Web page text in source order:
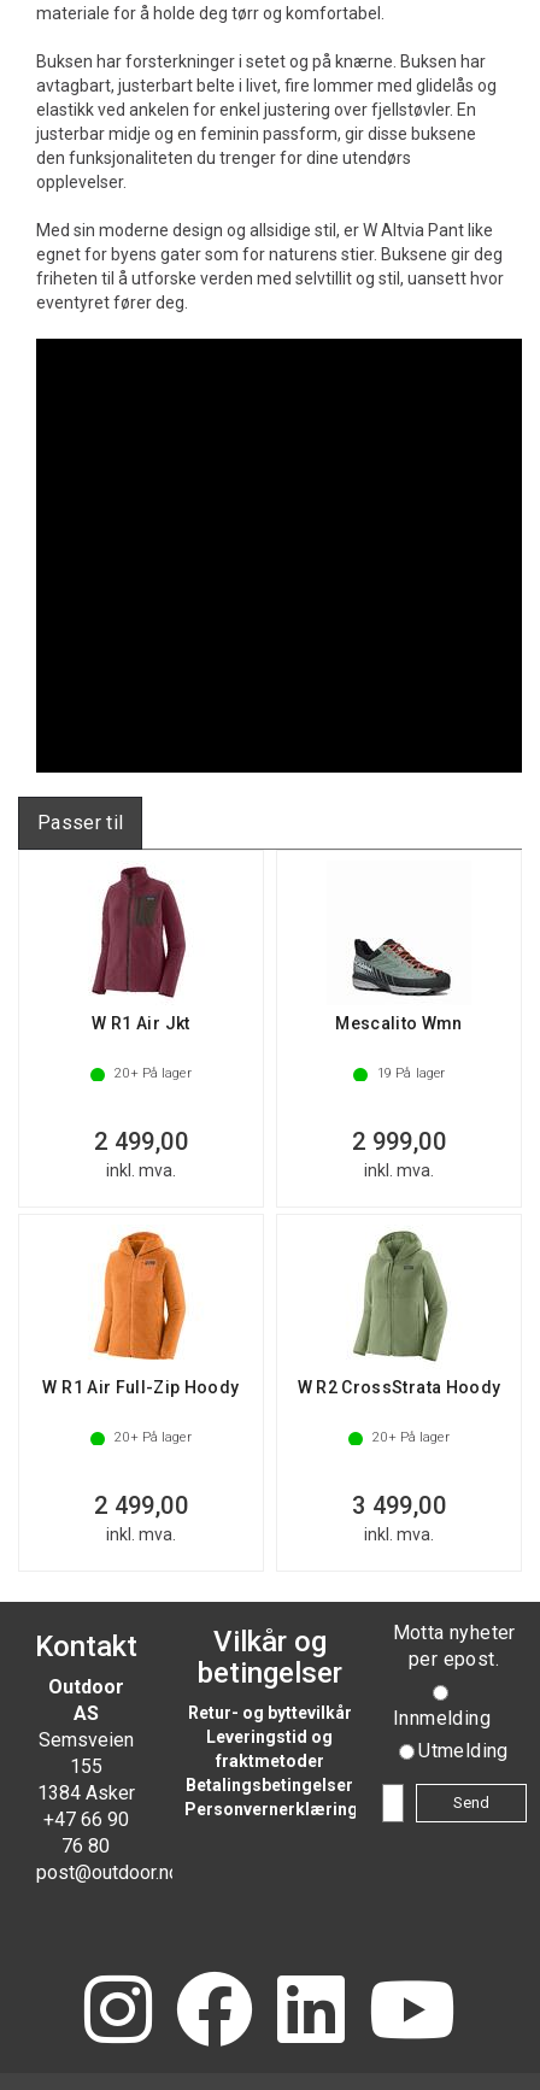
materiale for å holde deg tørr og komfortabel.
Buksen har forsterkninger i setet og på knærne. Buksen har
avtagbart, justerbart belte i livet, fire lommer med glidelås og
elastikk ved ankelen for enkel justering over fjellstøvler. En
justerbar midje og en feminin passform, gir disse buksene
den funksjonaliteten du trenger for dine utendørs
opplevelser.
Med sin moderne design og allsidige stil, er W Altvia Pant like
egnet for byens gater som for naturens stier. Buksene gir deg
friheten til å utforske verden med selvtillit og stil, uansett hvor
eventyret fører deg.
Passer til
W R1 Air Jkt
20+På lager
2 499,00
inkl. mva.
Mescalito Wmn
19 På lager
2 999,00
inkl. mva.
W R1 Air Full-Zip Hoody
20+På lager
2 499,00
inkl. mva.
W R2 CrossStrata Hoody
20+På lager
3 499,00
inkl. mva.
Kontakt
Outdoor
AS
Semsveien
155
1384 Asker
+47 66 90
76 80
post@outdoor.no
Vilkår og
betingelser
Retur- og byttevilkår
Leveringstid og
fraktmetoder
Betalingsbetingelser
Personvernerklæring
Motta nyheter
per epost.
Innmelding
Utmelding